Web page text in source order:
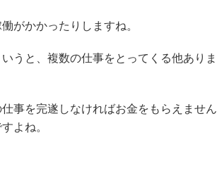
がかかったりしますね。
うと、複数の仕事をとってくる他ありま
事を完遂しなければお金をもらえません
よね。